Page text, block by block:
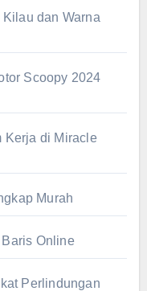
dan Warna
Scoopy 2024
Kerja di Miracle
Murah
Online
Perlindungan